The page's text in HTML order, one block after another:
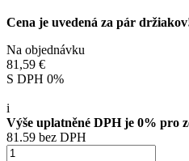
Cena je uvedená za pár
Na objednávku
81,59 €
S DPH 0%
i
Výše uplatněné DPH je 0% pro
81.59 bez DPH